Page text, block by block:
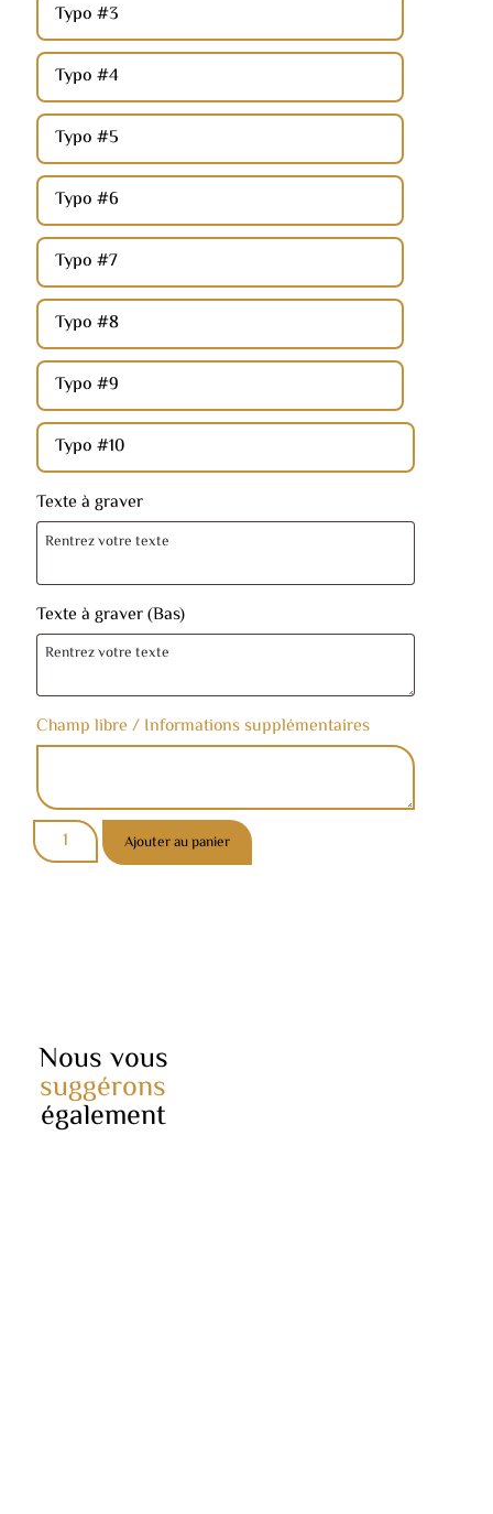
Typo #3
Typo #4
Typo #5
Typo #6
Typo #7
Typo #8
Typo #9
Typo #10
Texte à graver
Texte à graver (Bas)
Champ libre / Informations supplémentaires
Ajouter au panier
Nous vous
suggérons
également